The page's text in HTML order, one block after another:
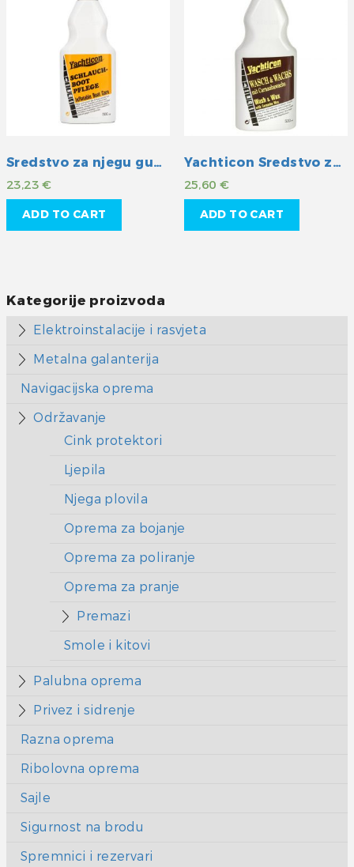
Sredstvo za njegu gumenih čamaca
23,23€
ADD TO CART
Yachticon Sredstvo za čišćenje i pranje sa zaštitom
25,60€
ADD TO CART
Kategorije proizvoda
Elektroinstalacije i rasvjeta
Metalna galanterija
Navigacijska oprema
Održavanje
Cink protektori
Ljepila
Njega plovila
Oprema za bojanje
Oprema za poliranje
Oprema za pranje
Premazi
Smole i kitovi
Palubna oprema
Privez i sidrenje
Razna oprema
Ribolovna oprema
Sajle
Sigurnost na brodu
Spremnici i rezervari